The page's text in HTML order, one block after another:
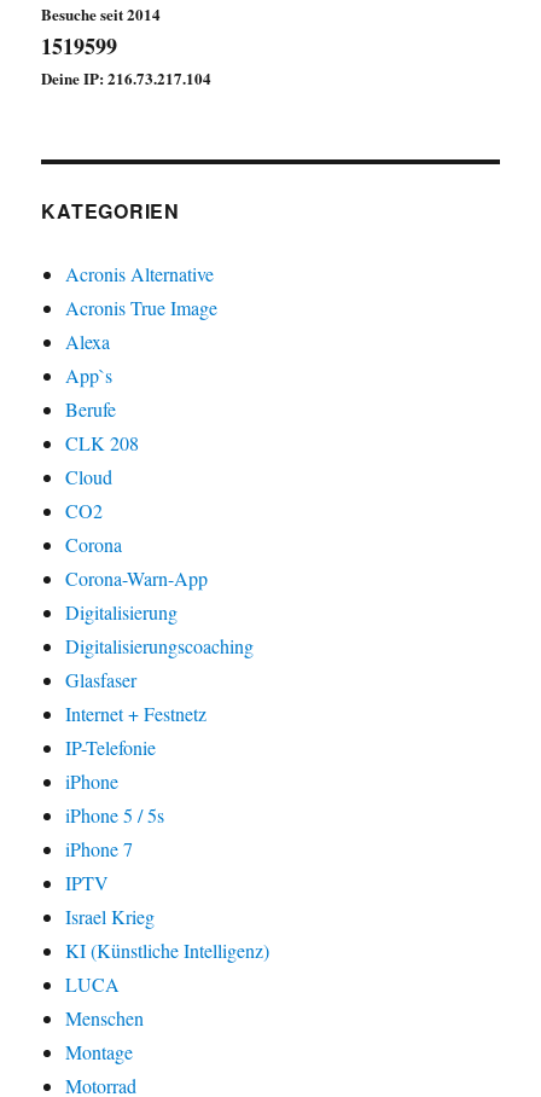
Besuche seit 2014
1519599
Deine IP: 216.73.217.104
KATEGORIEN
Acronis Alternative
Acronis True Image
Alexa
App`s
Berufe
CLK 208
Cloud
CO2
Corona
Corona-Warn-App
Digitalisierung
Digitalisierungscoaching
Glasfaser
Internet + Festnetz
IP-Telefonie
iPhone
iPhone 5 / 5s
iPhone 7
IPTV
Israel Krieg
KI (Künstliche Intelligenz)
LUCA
Menschen
Montage
Motorrad